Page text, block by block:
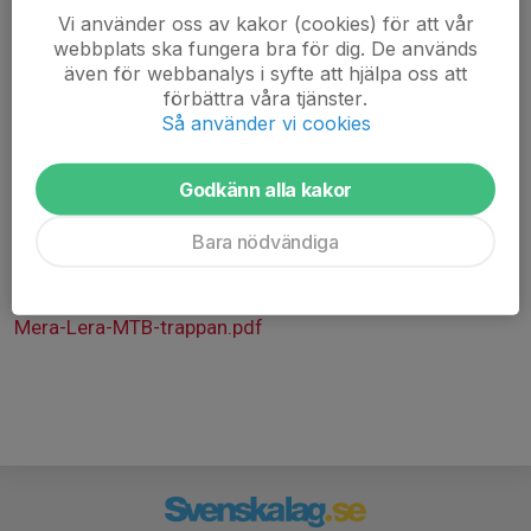
Passet är 90 minuter +/- 10 minuter.
Det är bra att var och en har med sig ny slang och
Välkomna!
( Är du inte medlem och vill prova på, skicka ett sms till
Mera-Lera-MTB-trappan.pdf
Vi använder oss av kakor (cookies) för att vår
webbplats ska fungera bra för dig. De används
även för webbanalys i syfte att hjälpa oss att
förbättra våra tjänster.
Så använder vi cookies
Godkänn alla kakor
Bara nödvändiga